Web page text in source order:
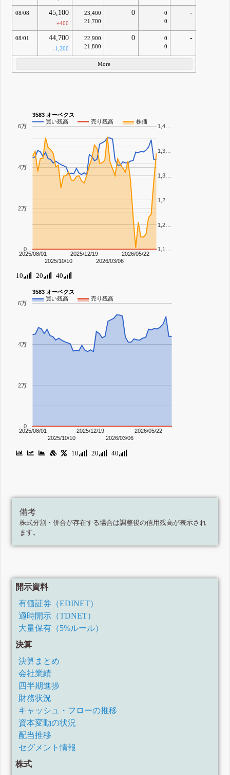
08/08 45,100
+400
23,400
21,700
0
0
0
-
08/01 44,700
-1,200
22,900
21,800
0
0
0
-
More
3583 オーベクス
買い残高
売り残高 株価
2025/08/01
2025/10/10
2025/12/19
2026/03/06
2026/05/22
0
2万
4万
6万
1,1…
1,2…
1,2…
1,3…
1,3…
1,4…
10 20 40
3583 オーベクス
買い残高
売り残高
2025/08/01
2025/10/10
2025/12/19
2026/03/06
2026/05/22
0
2万
4万
6万
10 20 40
備考
株式分割・併合が存在する場合は調整後の信用残高が表示され
ます。
開示資料
有価証券（EDINET）
適時開示（TDNET）
大量保有（5%ルール）
決算
決算まとめ
会社業績
四半期進捗
財務状況
キャッシュ・フローの推移
資本変動の状況
配当推移
セグメント情報
株式